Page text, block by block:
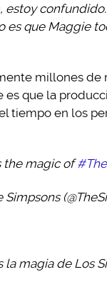
estoy
es que Maggie
millones de
es que la
tiempo en los
the magic of
Simpsons
la magia de Los